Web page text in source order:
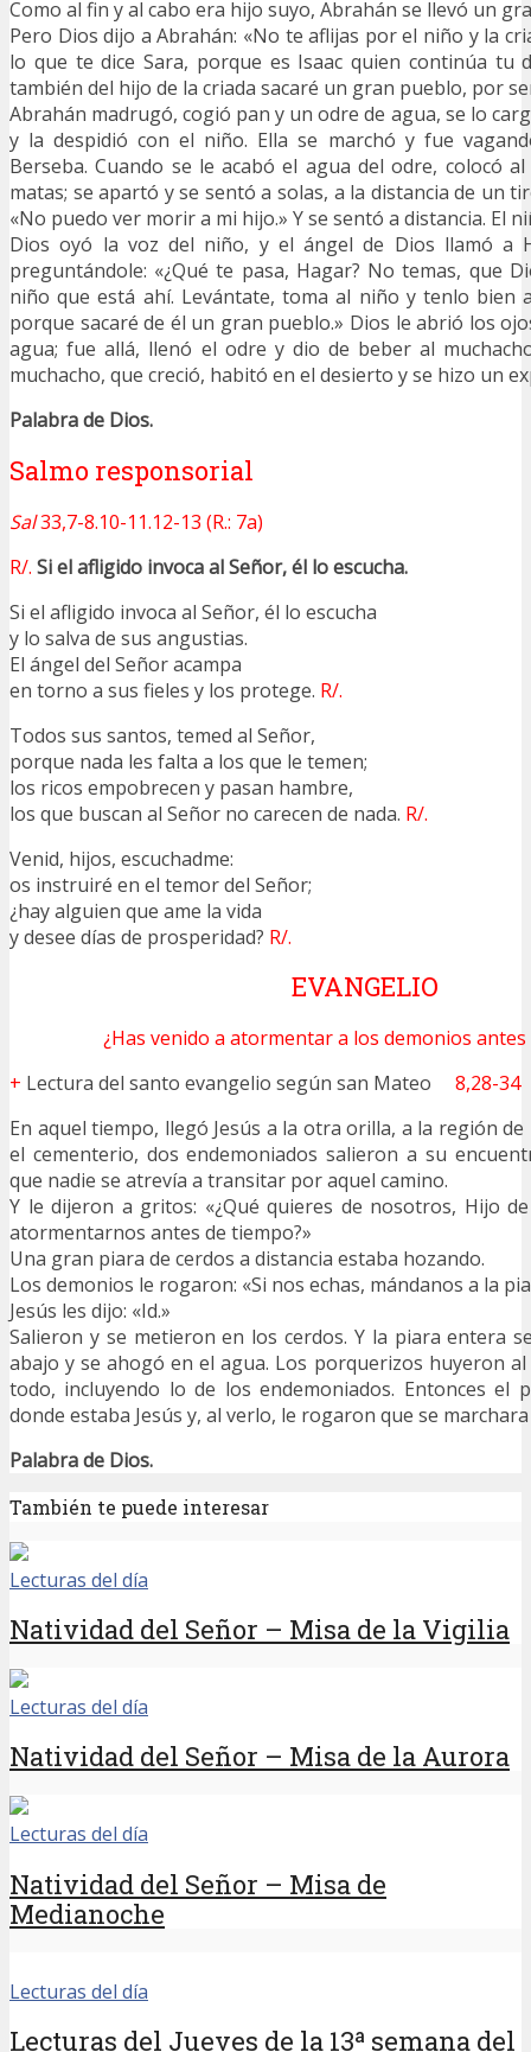
Como al fin y al cabo era hijo suyo, Abrahán se llevó un
Pero Dios dijo a Abrahán: «No te aflijas por el niño y la
lo que te dice Sara, porque es Isaac quien continúa tu
también del hijo de la criada sacaré un gran pueblo, por
Abrahán madrugó, cogió pan y un odre de agua, se lo
y la despidió con el niño. Ella se marchó y fue
Berseba. Cuando se le acabó el agua del odre, colocó
matas; se apartó y se sentó a solas, a la distancia de un
«No puedo ver morir a mi hijo.» Y se sentó a distancia. El
Dios oyó la voz del niño, y el ángel de Dios llamó a
preguntándole: «¿Qué te pasa, Hagar? No temas, que
niño que está ahí. Levántate, toma al niño y tenlo bien
porque sacaré de él un gran pueblo.» Dios le abrió los
agua; fue allá, llenó el odre y dio de beber al
muchacho, que creció, habitó en el desierto y se hizo un
Palabra de Dios.
Salmo responsorial
Sal33,7-8.10-11.12-13 (R.: 7a)
R/. Si el afligido invoca al Señor, él lo escucha.
Si el afligido invoca al Señor, él lo escucha
y lo salva de sus angustias.
El ángel del Señor acampa
en torno a sus fieles y los protege. R/.
Todos sus santos, temed al Señor,
porque nada les falta a los que le temen;
los ricos empobrecen y pasan hambre,
los que buscan al Señor no carecen de nada. R/.
Venid, hijos, escuchadme:
os instruiré en el temor del Señor;
¿hay alguien que ame la vida
y desee días de prosperidad? R/.
EVANGELIO
¿Has venido a atormentar a los demonios antes
+ Lectura del santo evangelio según san Mateo 8,28-34
En aquel tiempo, llegó Jesús a la otra orilla, a la región
el cementerio, dos endemoniados salieron a su
que nadie se atrevía a transitar por aquel camino.
Y le dijeron a gritos: «¿Qué quieres de nosotros, Hijo
atormentarnos antes de tiempo?»
Una gran piara de cerdos a distancia estaba hozando.
Los demonios le rogaron: «Si nos echas, mándanos a la
Jesús les dijo: «Id.»
Salieron y se metieron en los cerdos. Y la piara entera
abajo y se ahogó en el agua. Los porquerizos huyeron
todo, incluyendo lo de los endemoniados. Entonces el
donde estaba Jesús y, al verlo, le rogaron que se
Palabra de Dios.
También te puede interesar
Lecturas del día
Natividad del Señor – Misa de la Vigilia
Lecturas del día
Natividad del Señor – Misa de la Aurora
Lecturas del día
Natividad del Señor – Misa de
Medianoche
Lecturas del día
Lecturas del Jueves de la 13ª semana del